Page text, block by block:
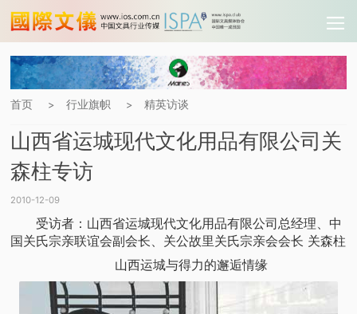
首页 > 行业旗帜 > 精英访谈
山西省运城现代文化用品有限公司关
森柱专访
2010-12-09
受访者：山西省运城现代文化用品有限公司总经理、中
国关氏宗亲联谊会副会长、关公故里关氏宗亲会会长 关森柱
山西运城与得力的邂逅情缘